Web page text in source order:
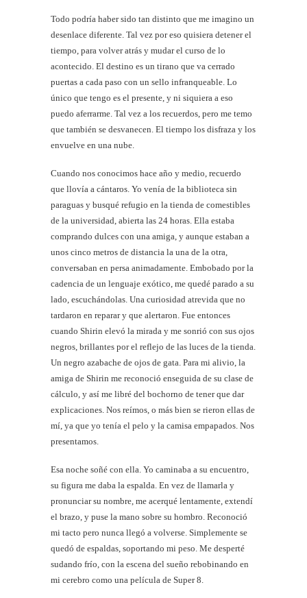
Todo podría haber sido tan distinto que me imagino un
desenlace diferente. Tal vez por eso quisiera detener el
tiempo, para volver atrás y mudar el curso de lo
acontecido. El destino es un tirano que va cerrado
puertas a cada paso con un sello infranqueable. Lo
único que tengo es el presente, y ni siquiera a eso
puedo aferrarme. Tal vez a los recuerdos, pero me temo
que también se desvanecen. El tiempo los disfraza y los
envuelve en una nube.
Cuando nos conocimos hace año y medio, recuerdo
que llovía a cántaros. Yo venía de la biblioteca sin
paraguas y busqué refugio en la tienda de comestibles
de la universidad, abierta las 24 horas. Ella estaba
comprando dulces con una amiga, y aunque estaban a
unos cinco metros de distancia la una de la otra,
conversaban en persa animadamente. Embobado por la
cadencia de un lenguaje exótico, me quedé parado a su
lado, escuchándolas. Una curiosidad atrevida que no
tardaron en reparar y que alertaron. Fue entonces
cuando Shirin elevó la mirada y me sonrió con sus ojos
negros, brillantes por el reflejo de las luces de la tienda.
Un negro azabache de ojos de gata. Para mi alivio, la
amiga de Shirin me reconoció enseguida de su clase de
cálculo, y así me libré del bochorno de tener que dar
explicaciones. Nos reímos, o más bien se rieron ellas de
mí, ya que yo tenía el pelo y la camisa empapados. Nos
presentamos.
Esa noche soñé con ella. Yo caminaba a su encuentro,
su figura me daba la espalda. En vez de llamarla y
pronunciar su nombre, me acerqué lentamente, extendí
el brazo, y puse la mano sobre su hombro. Reconoció
mi tacto pero nunca llegó a volverse. Simplemente se
quedó de espaldas, soportando mi peso. Me desperté
sudando frío, con la escena del sueño rebobinando en
mi cerebro como una película de Super 8.